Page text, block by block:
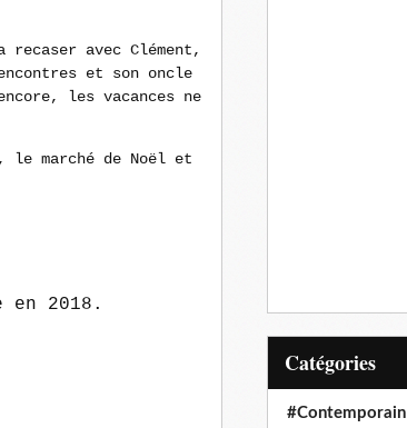
avec Clément,
et son oncle
les vacances ne
le marché de Noël et
2018.
Catégories
#Contemporain